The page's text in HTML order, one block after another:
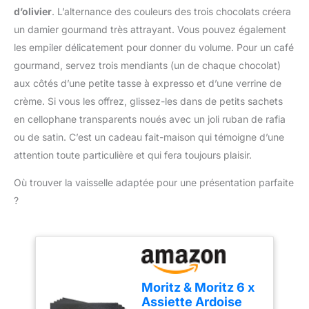
mission, la même
structure opérationnelle
et les mêmes produits
que ThermoPro ; vous
pourrez donc recevoir un
produit de marque
ThermoPro ou TempPro.
loin de la source de
chaleur ; Fonction on/off
intelligente, la sonde du
thermomètre s'ouvre ou
se ferme
automatiquement
lorsque vous dépliez ou
repliez la sonde. Si le
thermometre alimentaire
n'est pas utilisé pendant
10 minutes, il s'éteint
économiser
thermomètre est
fabriquée en acier
inoxydable 304 de haute
qualité avec un diamètre
small amount of foods.
❤【Conception
poignée est en matière
plastique, empêchez vos
mains de se brûler;
Crochet avant pour
doubles becs verseurs
des deux côtés le
rendent facile et sûr à
apportent une
du beurre, du fromage,
du caramel, du chocolat,
des bonbons, de la cire,
du lait bouillant, du miel
d’olivier. L’alternance des couleurs des trois chocolats créera
un damier gourmand très attrayant. Vous pouvez également
les empiler délicatement pour donner du volume. Pour un café
gourmand, servez trois mendiants (un de chaque chocolat)
aux côtés d’une petite tasse à expresso et d’une verrine de
crème. Si vous les offrez, glissez-les dans de petits sachets
en cellophane transparents noués avec un joli ruban de rafia
ou de satin. C’est un cadeau fait-maison qui témoigne d’une
attention toute particulière et qui fera toujours plaisir.
Où trouver la vaisselle adaptée pour une présentation parfaite
?
Moritz & Moritz 6 x
Assiette Ardoise